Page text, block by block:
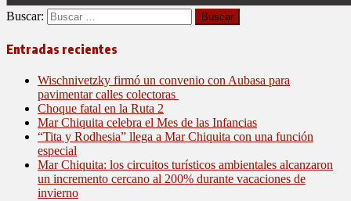
Buscar:
Entradas recientes
Wischnivetzky firmó un convenio con Aubasa para
pavimentar calles colectoras
Choque fatal en la Ruta 2
Mar Chiquita celebra el Mes de las Infancias
“Tita y Rodhesia” llega a Mar Chiquita con una función
especial
Mar Chiquita: los circuitos turísticos ambientales alcanzaron
un incremento cercano al 200% durante vacaciones de
invierno